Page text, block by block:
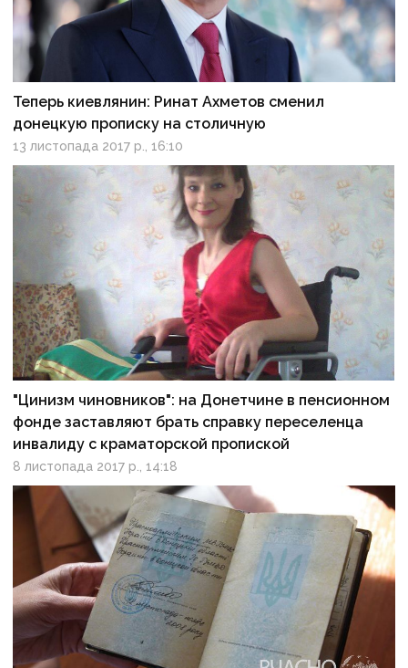
Теперь киевлянин: Ринат Ахметов сменил
донецкую прописку на столичную
13 листопада 2017 р., 16:10
"Цинизм чиновников": на Донетчине в пенсионном
фонде заставляют брать справку переселенца
инвалиду с краматорской пропиской
8 листопада 2017 р., 14:18